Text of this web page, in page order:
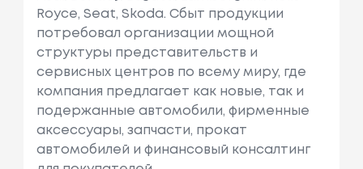
Royce, Seat, Skoda. Сбыт продукции
потребовал организации мощной
структуры представительств и
сервисных центров по всему миру, где
компания предлагает как новые, так и
подержанные автомобили, фирменные
аксессуары, запчасти, прокат
автомобилей и финансовый консалтинг